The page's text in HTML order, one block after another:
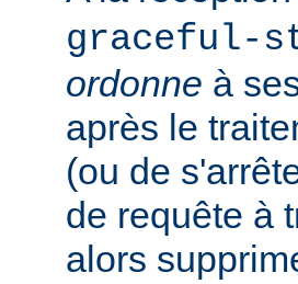
graceful-
ordonne à
après le
(ou de
de requête à
alors